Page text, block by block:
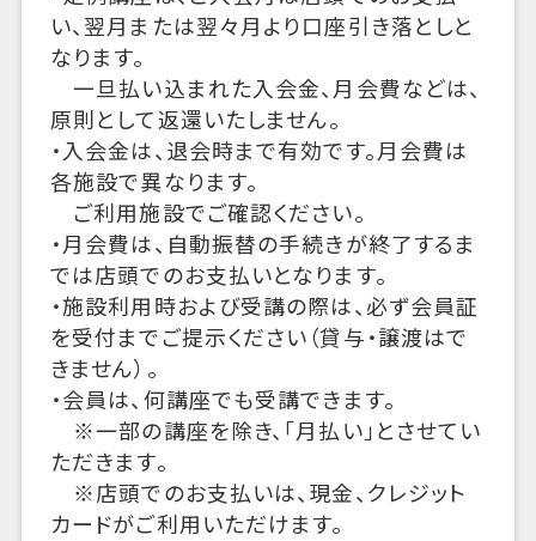
い、翌月または翌々月より口座引き落としと
なります。
一旦払い込まれた入会金、月会費などは、
原則として返還いたしません。
・入会金は、退会時まで有効です。月会費は
各施設で異なります。
ご利用施設でご確認ください。
・月会費は、自動振替の手続きが終了するま
では店頭でのお支払いとなります。
・施設利用時および受講の際は、必ず会員証
を受付までご提示ください（貸与・譲渡はで
きません）。
・会員は、何講座でも受講できます。
※一部の講座を除き、「月払い」とさせてい
ただきます。
※店頭でのお支払いは、現金、クレジット
カードがご利用いただけます。